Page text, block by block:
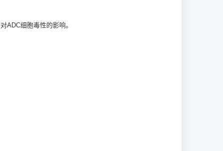
ADC细胞毒性的影响。